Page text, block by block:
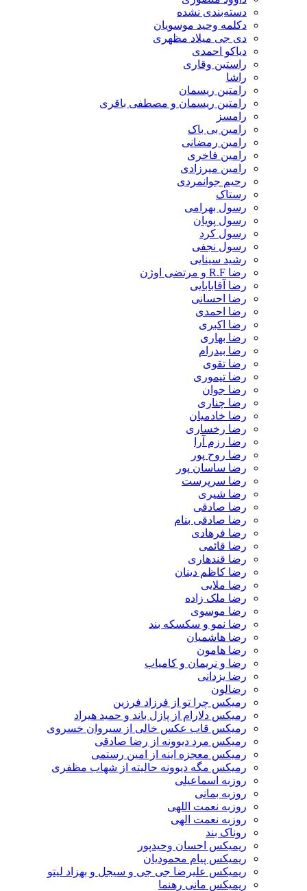
دسته‌بندی نشده
دکلمه وحید موسویان
دی جی میلاد مظهری
دیاکو احمدی
راستین وقاری
راشا
رامتین ریسمان
رامتین ریسمان و مصطفی باقری
رامسز
رامین بی باک
رامین رمضانی
رامین فاخری
رامین میرزادی
رحیم جوانمردی
رستاک
رسول بهرامی
رسول پویان
رسول کرد
رسول نجفی
رشید سینایی
رضا R.F و مرتضی اوژن
رضا آقابابایی
رضا احسانی
رضا احمدی
رضا اکبری
رضا بهاری
رضا بیدرام
رضا تقوی
رضا تیموری
رضا جوان
رضا چناری
رضا خادمیان
رضا رخساری
رضا رزم آرا
رضا روح پور
رضا ساسان پور
رضا سرپرست
رضا شیری
رضا صادقی
رضا صادقی بنام
رضا فرهادی
رضا قائمی
رضا قندهاری
رضا کاظم دینان
رضا ملایی
رضا ملک زاده
رضا موسوی
رضا نمو و سکسکه بند
رضا هاشمیان
رضا هامون
رضا و نریمان و کامیاب
رضا یزدانی
رضالون
رمیکس چرا تو از فرزاد فرزین
رمیکس دلارام از پازل باند و حمید هیراد
رمیکس قاب عکس خالی از سیروان خسروی
رمیکس مرد دیوونه از رضا صادقی
رمیکس معجزه اینه از امین رستمی
رمیکس مگه دیوونه حالیته از شهاب مظفری
روزبه اسماعیلی
روزبه بمانی
روزبه نعمت اللهی
روزبه نعمت الهی
روناک بند
ریمیکس احسان وحیدپور
ریمیکس پیام محمودیان
ریمیکس علیرضا جی جی و سیجل و بهزاد لیتو
ریمیکس مانی رهنما